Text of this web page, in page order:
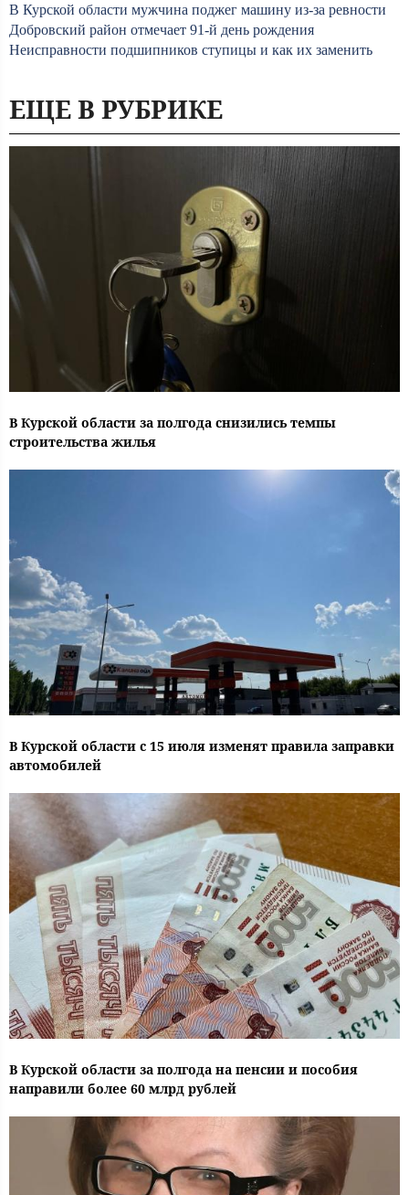
В Курской области мужчина поджег машину из-за ревности
Добровский район отмечает 91-й день рождения
Неисправности подшипников ступицы и как их заменить
ЕЩЕ В РУБРИКЕ
В Курской области за полгода снизились темпы
строительства жилья
В Курской области с 15 июля изменят правила заправки
автомобилей
В Курской области за полгода на пенсии и пособия
направили более 60 млрд рублей